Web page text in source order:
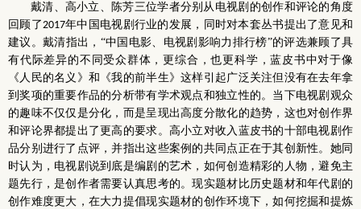
戴清、高小立、陈芳三位学者分别从电视剧的创作和评论的角度
回顾了2017年中国电视剧行业的发展，同时对本套丛书提出了意见和
建议。戴清指出，“中国电影、电视剧影响力排行榜”的评选兼顾了具
有代际差异的不同受众群体，更综合，也更科学，蓝皮书中对于像
《人民的名义》和《我的前半生》这样引起广泛关注但没有在去年拿
到奖项的重要作品的分析带有学术观点和独立性的。当下电视剧观众
的趣味不仅仅是分化，而是呈现出高度分散化的趋势，这也对创作界
和评论界都提出了更高的要求。高小立对收入蓝皮书的十部电视剧作
品分别进行了点评，并指出这些案例的共同点正在于其创新性。她同
时认为，电视剧说到底是编剧的艺术，如何创造精彩的人物，避免主
题先行，是创作者需要认真思考的。现实题材比历史题材和年代剧的
创作难度更大，在大力提倡现实题材的创作环境下，如何挖掘和提炼